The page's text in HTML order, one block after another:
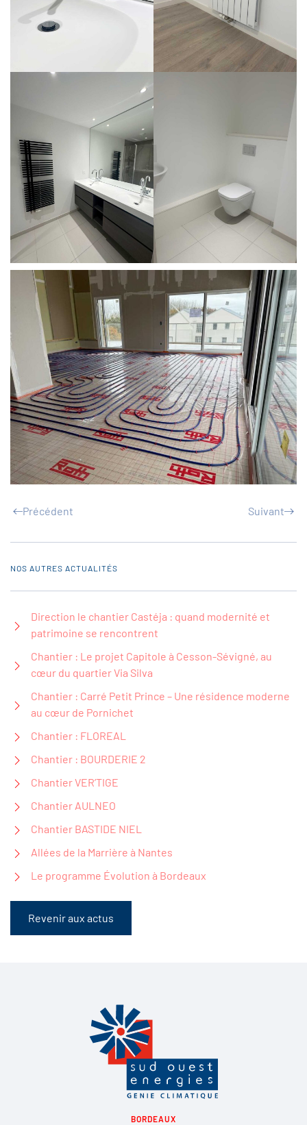
Précédent Suivant
NOS AUTRES ACTUALITÉS
Direction le chantier Castéja : quand modernité et
patrimoine se rencontrent
Chantier : Le projet Capitole à Cesson-Sévigné, au
cœur du quartier Via Silva
Chantier : Carré Petit Prince – Une résidence moderne
au cœur de Pornichet
Chantier : FLOREAL
Chantier : BOURDERIE 2
Chantier VER’TIGE
Chantier AULNEO
Chantier BASTIDE NIEL
Allées de la Marrière à Nantes
Le programme Évolution à Bordeaux
Revenir aux actus
BORDEAUX